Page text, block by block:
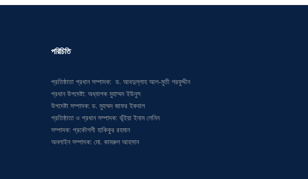
পরিচিতি
প্রতিষ্ঠাতা প্রধান সম্পাদক: ড. আবদুল্লাহ আল-মুতী শরফুদ্দীন
প্রধান উপদেষ্টা: অধ্যাপক মুহাম্মদ ইউনুস
উপদেষ্টা সম্পাদক: ড. মুহম্মদ জাফর ইকবাল
প্রতিষ্ঠাতা ও প্রধান সম্পাদক: ভূঁইয়া ইনাম লেনিন
সম্পাদক: প্রকৌশলী হাকিকুর রহমান
অনলাইন সম্পাদক: মো. কামরুল আহসান